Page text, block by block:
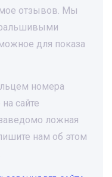
отзывов. Мы
для показа
номера
сайте
ложная
нам об этом